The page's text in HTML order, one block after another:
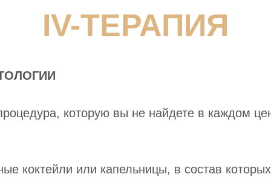
IV-ТЕРАПИЯ
которую вы не найдете в каждом
коктейли или капельницы, в состав